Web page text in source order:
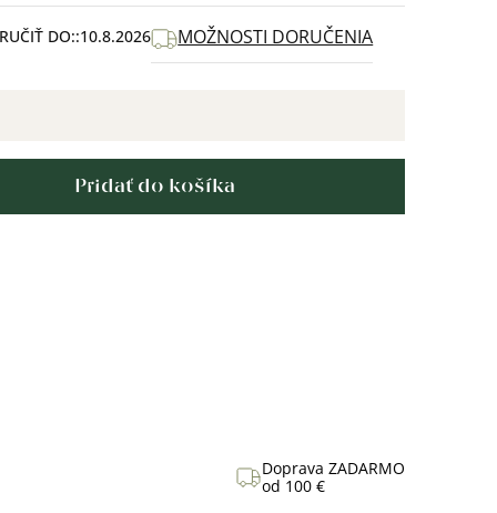
DO: 10.8.2026 MOŽNOSTI DORUČENIA
Pridať do košíka
Doprava ZADARMO
od 100 €